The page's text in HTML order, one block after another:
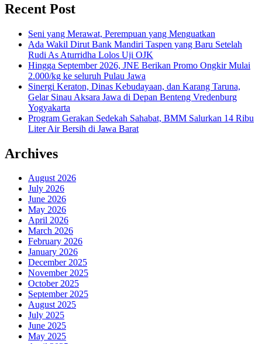
Recent Post
Seni yang Merawat, Perempuan yang Menguatkan
Ada Wakil Dirut Bank Mandiri Taspen yang Baru Setelah
Rudi As Aturridha Lolos Uji OJK
Hingga September 2026, JNE Berikan Promo Ongkir Mulai
2.000/kg ke seluruh Pulau Jawa
Sinergi Keraton, Dinas Kebudayaan, dan Karang Taruna,
Gelar Sinau Aksara Jawa di Depan Benteng Vredenburg
Yogyakarta
Program Gerakan Sedekah Sahabat, BMM Salurkan 14 Ribu
Liter Air Bersih di Jawa Barat
Archives
August 2026
July 2026
June 2026
May 2026
April 2026
March 2026
February 2026
January 2026
December 2025
November 2025
October 2025
September 2025
August 2025
July 2025
June 2025
May 2025